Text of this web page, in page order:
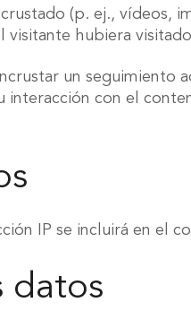
(p. ej., vídeos,
visitante hubiera
un seguimiento
con el
IP se incluirá en el
datos